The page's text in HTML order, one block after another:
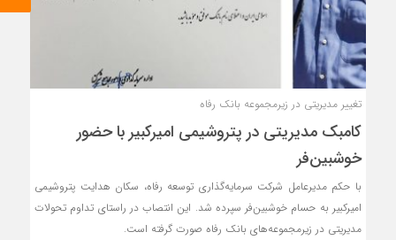
تغییر مدیریتی در زیرمجموعه بانک رفاه
کامبک مدیریتی در پتروشیمی امیرکبیر با حضور
خوشبین‌فر
با حکم مدیرعامل شرکت سرمایه‌گذاری توسعه رفاه، سکان هدایت پتروشیمی
امیرکبیر به حسام خوشبین‌فر سپرده شد. این انتصاب در راستای تداوم تحولات
مدیریتی در زیرمجموعه‌های بانک رفاه صورت گرفته است.